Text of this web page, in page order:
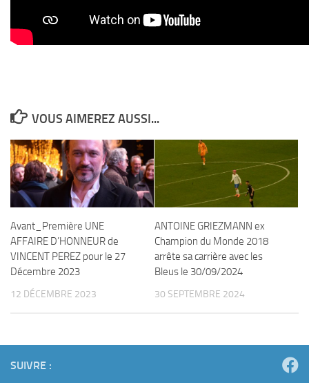
VOUS AIMEREZ AUSSI...
Avant_Première UNE
AFFAIRE D’HONNEUR de
VINCENT PEREZ pour le 27
Décembre 2023
12 DÉCEMBRE 2023
ANTOINE GRIEZMANN ex
Champion du Monde 2018
arrête sa carrière avec les
Bleus le 30/09/2024
30 SEPTEMBRE 2024
SUIVRE :